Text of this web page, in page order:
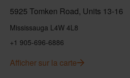
5925 Tomken Road, Units 13-16
Mississauga L4W 4L8
+1 905-696-6886
Afficher sur la carte